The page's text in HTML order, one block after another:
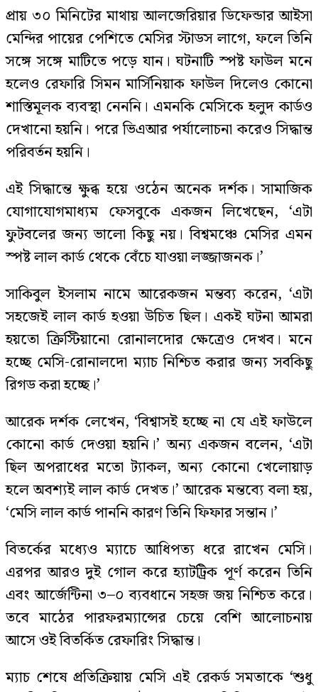
প্রায় ৩০ মিনিটের মাথায় আলজেরিয়ার ডিফেন্ডার আইসা
মেন্দির পায়ের পেশিতে মেসির স্টাডস লাগে, ফলে তিনি
সঙ্গে সঙ্গে মাটিতে পড়ে যান। ঘটনাটি স্পষ্ট ফাউল মনে
হলেও রেফারি সিমন মার্সিনিয়াক ফাউল দিলেও কোনো
শাস্তিমূলক ব্যবস্থা নেননি। এমনকি মেসিকে হলুদ কার্ডও
দেখানো হয়নি। পরে ভিএআর পর্যালোচনা করেও সিদ্ধান্ত
পরিবর্তন হয়নি।
এই সিদ্ধান্তে ক্ষুব্ধ হয়ে ওঠেন অনেক দর্শক। সামাজিক
যোগাযোগমাধ্যম ফেসবুকে একজন লিখেছেন, ‘এটা
ফুটবলের জন্য ভালো কিছু নয়। বিশ্বমঞ্চে মেসির এমন
স্পষ্ট লাল কার্ড থেকে বেঁচে যাওয়া লজ্জাজনক।’
সাকিবুল ইসলাম নামে আরেকজন মন্তব্য করেন, ‘এটা
সহজেই লাল কার্ড হওয়া উচিত ছিল। একই ঘটনা আমরা
হয়তো ক্রিস্টিয়ানো রোনালদোর ক্ষেত্রেও দেখব। মনে
হচ্ছে মেসি-রোনালদো ম্যাচ নিশ্চিত করার জন্য সবকিছু
রিগড করা হচ্ছে।’
আরেক দর্শক লেখেন, ‘বিশ্বাসই হচ্ছে না যে এই ফাউলে
কোনো কার্ড দেওয়া হয়নি।’ অন্য একজন বলেন, ‘এটা
ছিল অপরাধের মতো ট্যাকল, অন্য কোনো খেলোয়াড়
হলে অবশ্যই লাল কার্ড দেখত।’ আরেক মন্তব্যে বলা হয়,
‘মেসি লাল কার্ড পাননি কারণ তিনি ফিফার সন্তান।’
বিতর্কের মধ্যেও ম্যাচে আধিপত্য ধরে রাখেন মেসি।
এরপর আরও দুই গোল করে হ্যাটট্রিক পূর্ণ করেন তিনি
এবং আর্জেন্টিনা ৩–০ ব্যবধানে সহজ জয় নিশ্চিত করে।
তবে মাঠের পারফরম্যান্সের চেয়ে বেশি আলোচনায়
আসে ওই বিতর্কিত রেফারিং সিদ্ধান্ত।
ম্যাচ শেষে প্রতিক্রিয়ায় মেসি এই রেকর্ড সমতাকে ‘শুধু